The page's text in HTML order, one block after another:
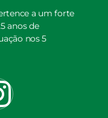
a um forte
anos de
nos 5